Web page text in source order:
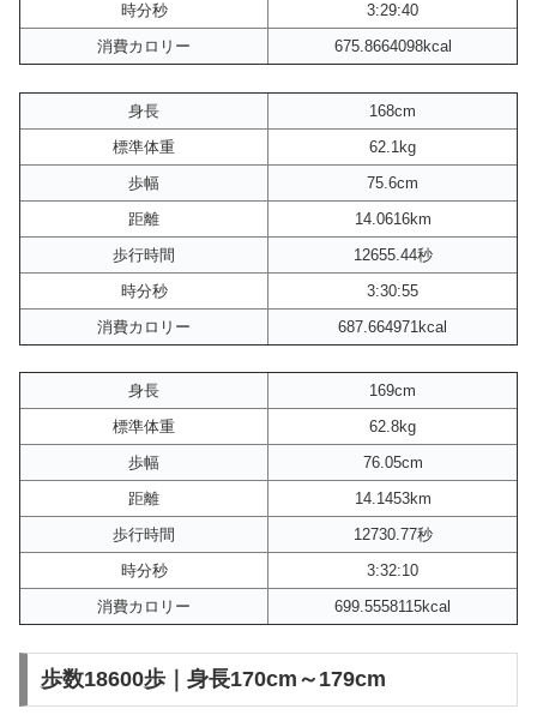
時分秒
3:29:40
消費カロリー
675.8664098kcal
身長
168cm
標準体重
62.1kg
歩幅
75.6cm
距離
14.0616km
歩行時間
12655.44秒
時分秒
3:30:55
消費カロリー
687.664971kcal
身長
169cm
標準体重
62.8kg
歩幅
76.05cm
距離
14.1453km
歩行時間
12730.77秒
時分秒
3:32:10
消費カロリー
699.5558115kcal
歩数18600歩｜身長170cm～179cm